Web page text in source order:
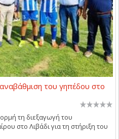
του γηπέδου στο
τη διεξαγωγή του
στο Λιβάδι για τη στήριξη του